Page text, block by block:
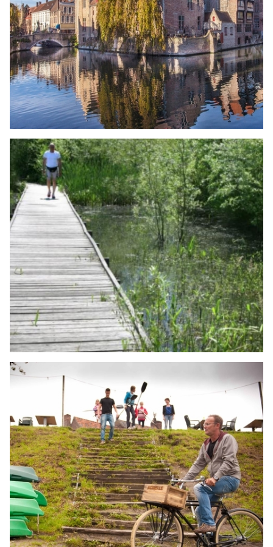
DOEN
Brugge
LEES MEER
Oostkamp
LEES MEER